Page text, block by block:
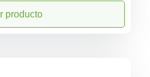
producto